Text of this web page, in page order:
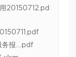
20150712.pd
务报….pdf